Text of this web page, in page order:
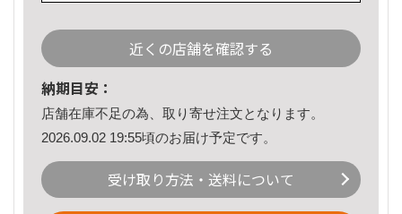
近くの店舗を確認する
納期目安：
店舗在庫不足の為、取り寄せ注文となります。
2026.09.02 19:55頃のお届け予定です。
受け取り方法・送料について